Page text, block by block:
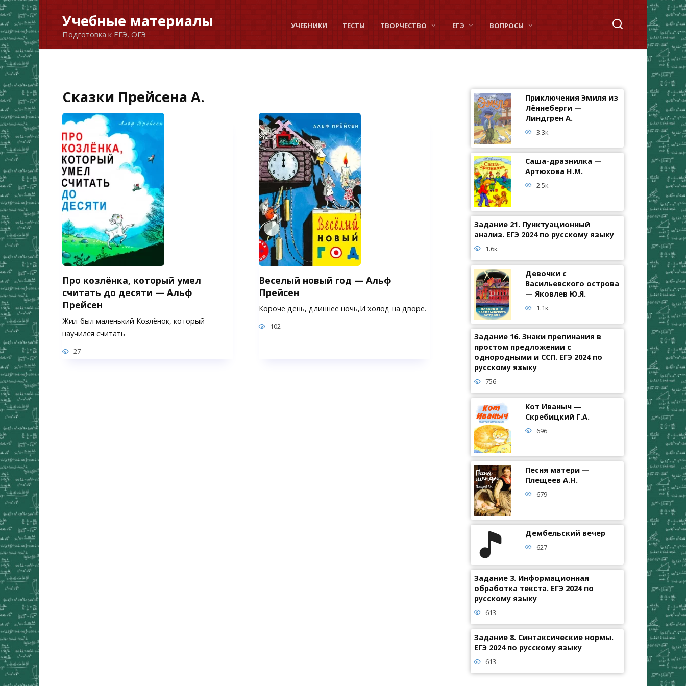
Перейти
к
содержанию
Учебные материалы
Подготовка к ЕГЭ, ОГЭ
УЧЕБНИКИ ТЕСТЫ ТВОРЧЕСТВО ЕГЭ ВОПРОСЫ
Сказки Прейсена А.
Про козлёнка, который умел
считать до десяти — Альф
Прейсен
Жил-был маленький Козлёнок, который
научился считать
27
Веселый новый год — Альф
Прейсен
Короче день, длиннее ночь,И холод на дворе.
102
Приключения Эмиля из
Лённеберги —
Линдгрен А.
3.3к.
Саша-дразнилка —
Артюхова Н.М.
2.5к.
Задание 21. Пунктуационный
анализ. ЕГЭ 2024 по русскому языку
1.6к.
Девочки с
Васильевского острова
— Яковлев Ю.Я.
1.1к.
Задание 16. Знаки препинания в
простом предложении с
однородными и ССП. ЕГЭ 2024 по
русскому языку
756
Кот Иваныч —
Скребицкий Г.А.
696
Песня матери —
Плещеев А.Н.
679
Дембельский вечер
627
Задание 3. Информационная
обработка текста. ЕГЭ 2024 по
русскому языку
613
Задание 8. Синтаксические нормы.
ЕГЭ 2024 по русскому языку
613